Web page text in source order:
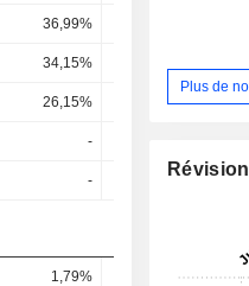
36,99%
34,15%
26,15% 22,23%
-
- -
1,79% 1,54%
Plus de